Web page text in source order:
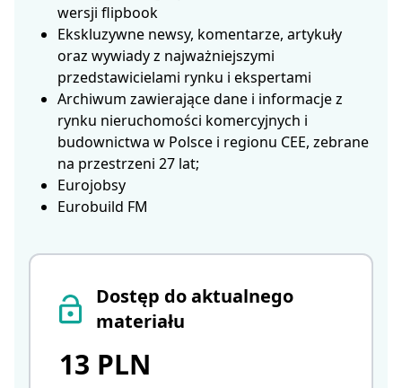
Dostęp do aktualnego
materiału
13 PLN
wersji flipbook
Ekskluzywne newsy, komentarze, artykuły
oraz wywiady z najważniejszymi
przedstawicielami rynku i ekspertami
Archiwum zawierające dane i informacje z
rynku nieruchomości komercyjnych i
budownictwa w Polsce i regionu CEE, zebrane
na przestrzeni 27 lat;
Eurojobsy
Eurobuild FM